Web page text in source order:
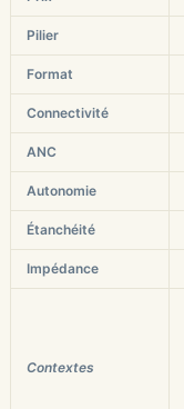
Pilier
Format
Connectivité
ANC
Autonomie
Étanchéité
Impédance
Contextes